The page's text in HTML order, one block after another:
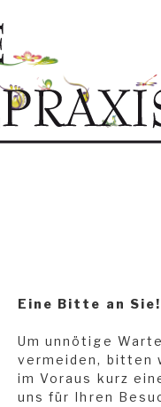
Eine Bitte an Sie!
Um unnötige
vermeiden, bitten
im Voraus kurz
uns für Ihren